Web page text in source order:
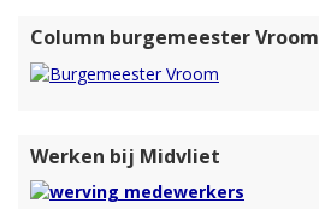
Column burgemeester Vroom
Werken bij Midvliet